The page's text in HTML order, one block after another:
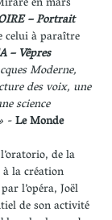
– Portrait
à paraître
– Vêpres
Moderne,
des voix, une
science
- Le Monde
de la
à la création
l’opéra, Joël
de son activité